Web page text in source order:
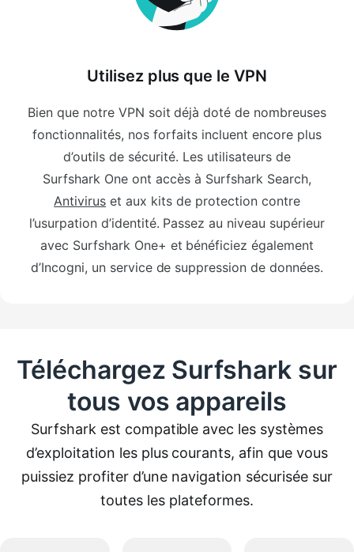
Utilisez plus que le VPN
Bien que notre VPN soit déjà doté de nombreuses
fonctionnalités, nos forfaits incluent encore plus
d’outils de sécurité. Les utilisateurs de
Surfshark One ont accès à Surfshark Search,
Antivirus et aux kits de protection contre
l’usurpation d’identité. Passez au niveau supérieur
avec Surfshark One+ et bénéficiez également
d’Incogni, un service de suppression de données.
Téléchargez Surfshark sur
tous vos appareils
Surfshark est compatible avec les systèmes
d’exploitation les plus courants, afin que vous
puissiez profiter d’une navigation sécurisée sur
toutes les plateformes.